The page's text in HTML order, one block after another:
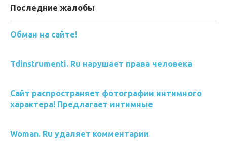
Последние жалобы
Обман на сайте!
Tdinstrumenti. Ru нарушает права человека
Сайт распространяет фотографии интимного
характера! Предлагает интимные
Woman. Ru удаляет комментарии